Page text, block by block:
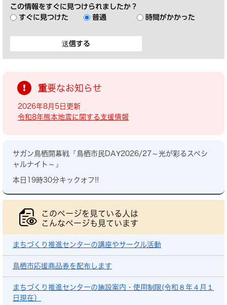
この情報をすぐに見つけられましたか？
すぐに見つけた
普通 時間がかかった
重要なお知らせ
2026年8月5日更新
令和8年熊本地震に関する支援情報
サガン鳥栖開幕戦『鳥栖市民DAY2026/27～光が彩るスペシ
ャルナイト～』
本日19時30分キックオフ!!
このページを見ている人は
こんなページも見ています
まちづくり推進センターの講座やサークル活動
鳥栖市応援商品券を配布します
まちづくり推進センターの施設案内・使用制限(令和８年４月１
日現在）